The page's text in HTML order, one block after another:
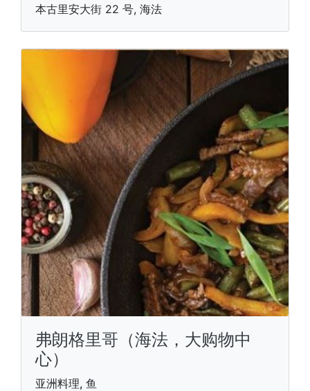
本古里安大街 22 号, 海法
弗朗格里哥（海法，大购物中
心）
亚洲料理, 鱼